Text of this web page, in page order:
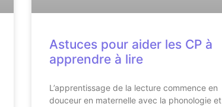
Astuces pour aider les CP à
apprendre à lire
L’apprentissage de la lecture commence en
douceur en maternelle avec la phonologie et